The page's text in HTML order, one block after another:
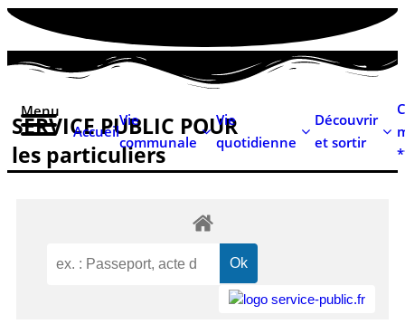
contenu
principal
Menu
Accueil
Vie
communale
Vie
quotidienne
Découvrir
et sortir
SERVICE PUBLIC POUR​
les particuliers